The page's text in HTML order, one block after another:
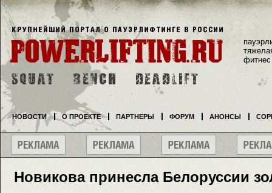
Новикова принесла Белоруссии
фитнес
НОВОСТИ О ПРОЕКТЕ ПАРТНЕРЫ ФОРУМ АНОНСЫ